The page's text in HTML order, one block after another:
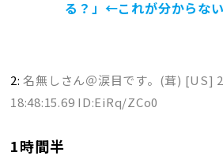
る？」←これが分からな
2:名無しさん＠涙目です。(茸) [US]
18:48:15.69 ID:EiRq/ZCo0
1時間半